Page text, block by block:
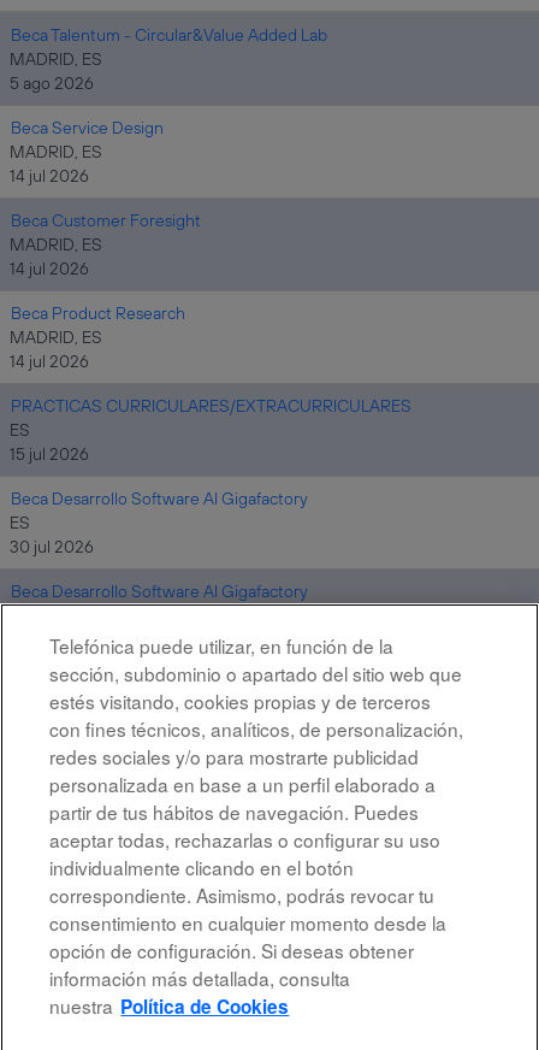
Beca Talentum - Circular&Value Added Lab
MADRID, ES
5 ago 2026
Beca Service Design
MADRID, ES
14 jul 2026
Beca Customer Foresight
MADRID, ES
14 jul 2026
Beca Product Research
MADRID, ES
14 jul 2026
PRACTICAS CURRICULARES/EXTRACURRICULARES
ES
15 jul 2026
Beca Desarrollo Software AI Gigafactory
ES
30 jul 2026
Beca Desarrollo Software AI Gigafactory
24 jul 2026
Resultados
Aviso legal
Accesibilidad
Protección de datos
Telefónica puede utilizar, en función de la
sección, subdominio o apartado del sitio web que
estés visitando, cookies propias y de terceros
con fines técnicos, analíticos, de personalización,
redes sociales y/o para mostrarte publicidad
personalizada en base a un perfil elaborado a
partir de tus hábitos de navegación. Puedes
aceptar todas, rechazarlas o configurar su uso
individualmente clicando en el botón
correspondiente. Asimismo, podrás revocar tu
consentimiento en cualquier momento desde la
opción de configuración. Si deseas obtener
información más detallada, consulta
nuestra Política de Cookies